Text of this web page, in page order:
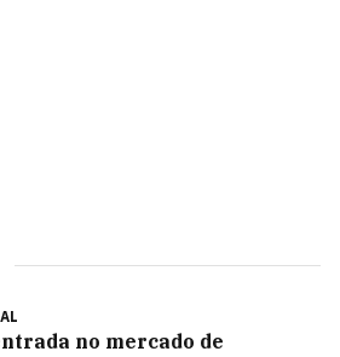
no mercado de